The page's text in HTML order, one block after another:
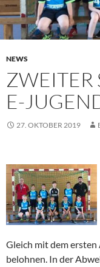
NEWS
ZWEITER
E-
27. OKTOBER 2019
Gleich mit dem
belohnen. In der